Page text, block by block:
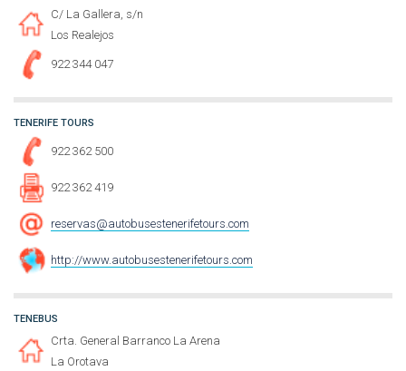
C/ La Gallera, s/n
Los Realejos
922 344 047
TENERIFE TOURS
922 362 500
922 362 419
reservas@autobusestenerifetours.com
http://www.autobusestenerifetours.com
TENEBUS
Crta. General Barranco La Arena
La Orotava